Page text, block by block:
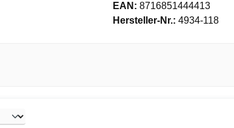
EAN: 8716851444413
Hersteller-Nr.: 4934-118